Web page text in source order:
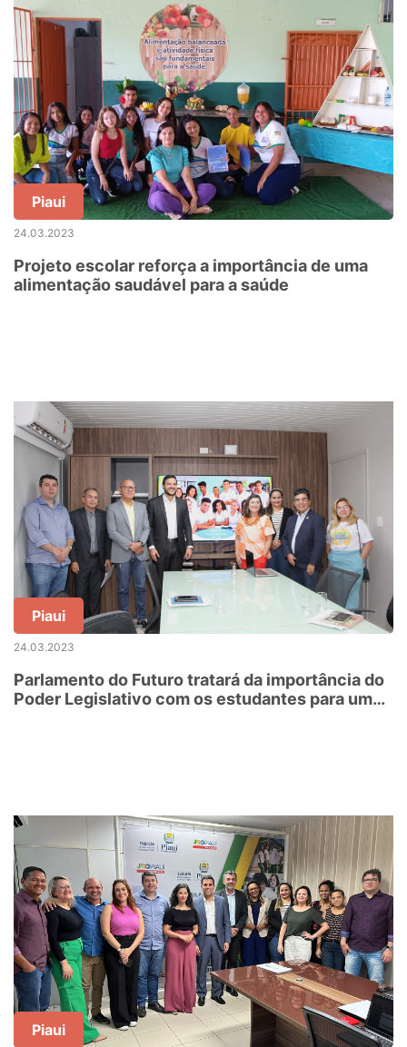
Piaui
24.03.2023
Projeto escolar reforça a importância de uma
alimentação saudável para a saúde
Piaui
24.03.2023
Parlamento do Futuro tratará da importância do
Poder Legislativo com os estudantes para uma
Piaui